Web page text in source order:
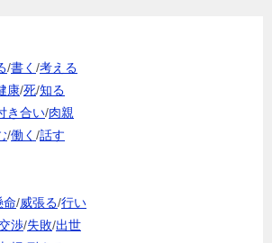
/書く /考える
康/死/知る
き合い/肉親
/働く /話す
命/威張る/行い
渉/失敗/出世